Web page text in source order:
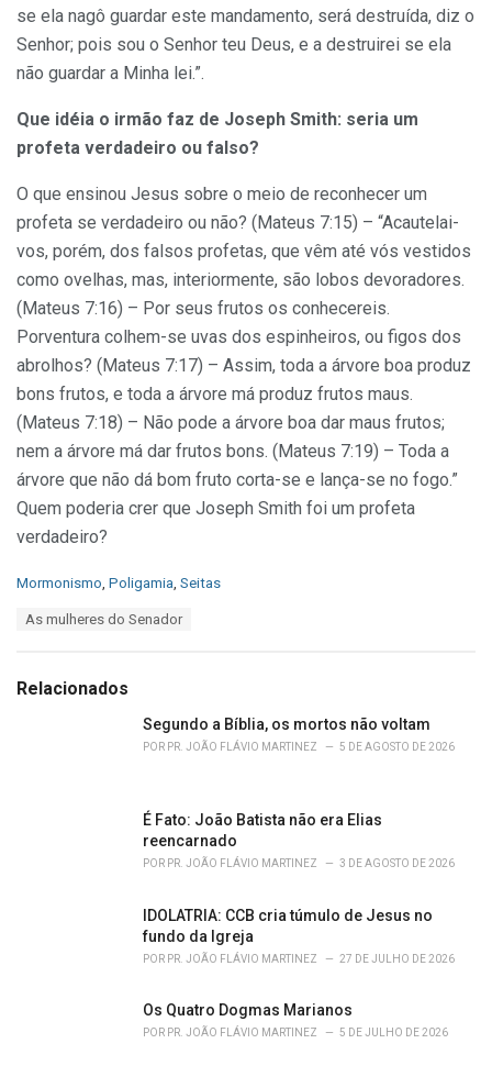
se ela nagô guardar este mandamento, será destruída, diz o
Senhor; pois sou o Senhor teu Deus, e a destruirei se ela
não guardar a Minha lei.”.
Que idéia o irmão faz de Joseph Smith: seria um
profeta verdadeiro ou falso?
O que ensinou Jesus sobre o meio de reconhecer um
profeta se verdadeiro ou não? (Mateus 7:15) – “Acautelai-
vos, porém, dos falsos profetas, que vêm até vós vestidos
como ovelhas, mas, interiormente, são lobos devoradores.
(Mateus 7:16) – Por seus frutos os conhecereis.
Porventura colhem-se uvas dos espinheiros, ou figos dos
abrolhos? (Mateus 7:17) – Assim, toda a árvore boa produz
bons frutos, e toda a árvore má produz frutos maus.
(Mateus 7:18) – Não pode a árvore boa dar maus frutos;
nem a árvore má dar frutos bons. (Mateus 7:19) – Toda a
árvore que não dá bom fruto corta-se e lança-se no fogo.”
Quem poderia crer que Joseph Smith foi um profeta
verdadeiro?
C
o
r
Mormonismo Poligamia Seitas
:
As mulheres do Senador
Relacionados
Segundo a Bíblia, os mortos não voltam
POR PR. JOÃO FLÁVIO MARTINEZ 5 DE AGOSTO DE 2026
É Fato: João Batista não era Elias
reencarnado
POR PR. JOÃO FLÁVIO MARTINEZ 3 DE AGOSTO DE 2026
IDOLATRIA: CCB cria túmulo de Jesus no
fundo da Igreja
POR PR. JOÃO FLÁVIO MARTINEZ 27 DE JULHO DE 2026
Os Quatro Dogmas Marianos
POR PR. JOÃO FLÁVIO MARTINEZ 5 DE JULHO DE 2026